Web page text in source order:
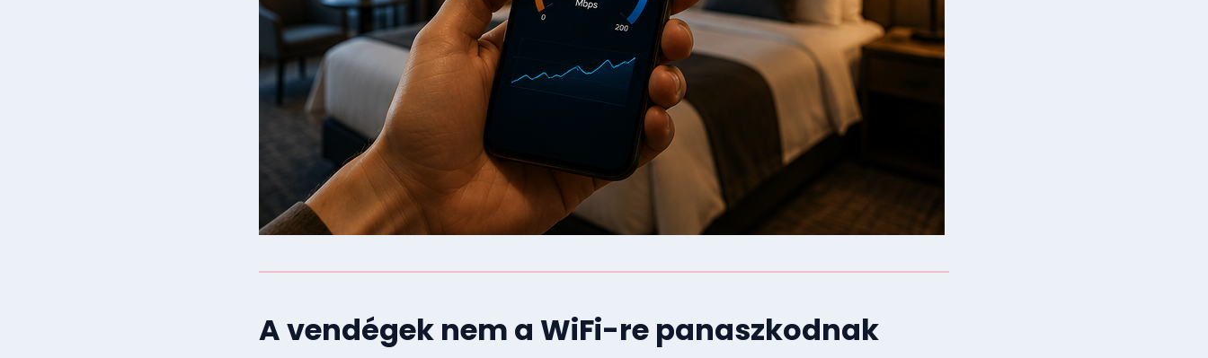
A vendégek nem a WiFi-re panaszkodnak